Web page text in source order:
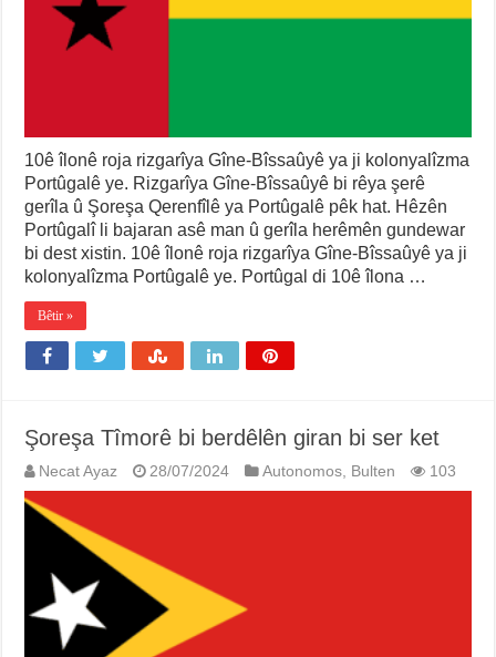
10ê îlonê roja rizgarîya Gîne-Bîssaûyê ya ji kolonyalîzma
Portûgalê ye. Rizgarîya Gîne-Bîssaûyê bi rêya şerê
gerîla û Şoreşa Qerenfîlê ya Portûgalê pêk hat. Hêzên
Portûgalî li bajaran asê man û gerîla herêmên gundewar
bi dest xistin. 10ê îlonê roja rizgarîya Gîne-Bîssaûyê ya ji
kolonyalîzma Portûgalê ye. Portûgal di 10ê îlona …
Bêtir »
Şoreşa Tîmorê bi berdêlên giran bi ser ket
Necat Ayaz 28/07/2024 Autonomos Bulten 103